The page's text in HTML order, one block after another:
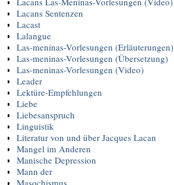
Lacans Sentenzen
Lacast
Lalangue
Las-meninas-Vorlesungen (Erläuterungen)
Las-meninas-Vorlesungen (Übersetzung)
Las-meninas-Vorlesungen (Video)
Leader
Lektüre-Empfehlungen
Liebe
Liebesanspruch
Linguistik
Literatur von und über Jacques Lacan
Mangel im Anderen
Manische Depression
Mann der